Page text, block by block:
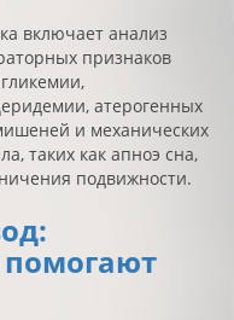
включает анализ
признаков
атерогенных
и механических
таких как апноэ сна,
подвижности.